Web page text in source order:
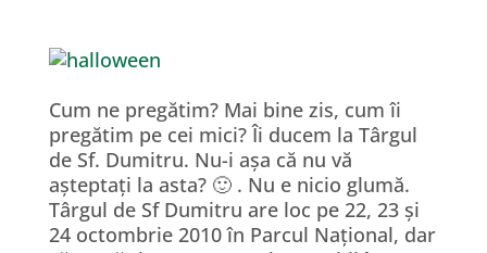
Cum ne pregătim? Mai bine zis, cum îi
pregătim pe cei mici? Îi ducem la Târgul
de Sf. Dumitru. Nu-i așa că nu vă
așteptați la asta? 🙂 . Nu e nicio glumă.
Târgul de Sf Dumitru are loc pe 22, 23 și
24 octombrie 2010 în Parcul Național, dar